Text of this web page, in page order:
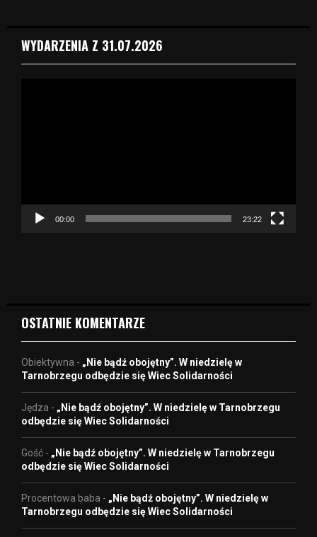
WYDARZENIA Z 31.07.2026
c
00:00 23:22
OSTATNIE KOMENTARZE
Obiektywna - „Nie bądź obojętny”. W niedzielę w
Tarnobrzegu odbędzie się Wiec Solidarności
Jędza - „Nie bądź obojętny”. W niedzielę w Tarnobrzegu
odbędzie się Wiec Solidarności
Gość - „Nie bądź obojętny”. W niedzielę w Tarnobrzegu
odbędzie się Wiec Solidarności
Procentowa baba - „Nie bądź obojętny”. W niedzielę w
Tarnobrzegu odbędzie się Wiec Solidarności